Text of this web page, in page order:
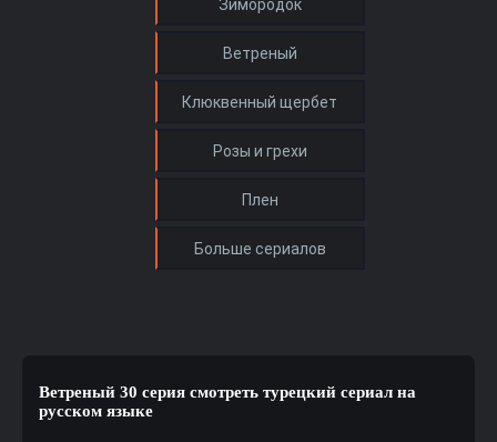
Ветреный 30 серия смотреть турецкий сериал на
русском языке